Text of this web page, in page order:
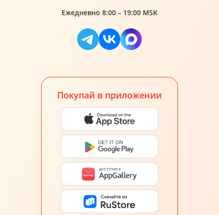
Ежедневно 8:00 – 19:00 MSK
Покупай в приложении